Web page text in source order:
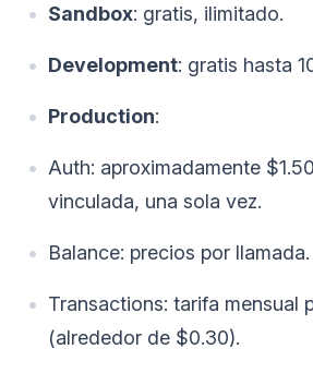
Sandbox: gratis, ilimitado.
Development: gratis hasta
Production:
Auth: aproximadamente
vinculada, una sola vez.
Balance: precios por llamada.
Transactions: tarifa mensual
(alrededor de $0.30).